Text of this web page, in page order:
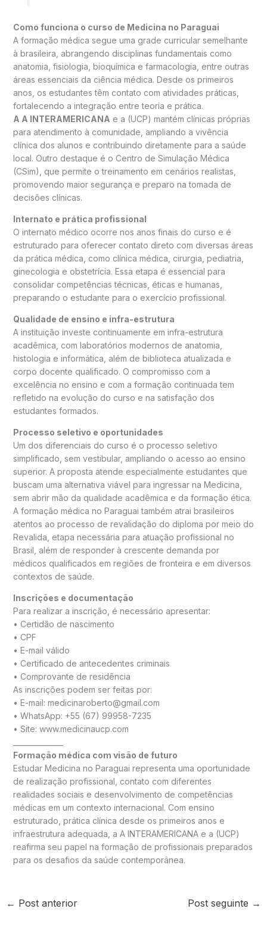
Como funciona o curso de Medicina no Paraguai
A formação médica segue uma grade curricular semelhante
à brasileira, abrangendo disciplinas fundamentais como
anatomia, fisiologia, bioquímica e farmacologia, entre outras
áreas essenciais da ciência médica. Desde os primeiros
anos, os estudantes têm contato com atividades práticas,
fortalecendo a integração entre teoria e prática.
A A INTERAMERICANA e a (UCP) mantém clínicas próprias
para atendimento à comunidade, ampliando a vivência
clínica dos alunos e contribuindo diretamente para a saúde
local. Outro destaque é o Centro de Simulação Médica
(CSim), que permite o treinamento em cenários realistas,
promovendo maior segurança e preparo na tomada de
decisões clínicas.
Internato e prática profissional
O internato médico ocorre nos anos finais do curso e é
estruturado para oferecer contato direto com diversas áreas
da prática médica, como clínica médica, cirurgia, pediatria,
ginecologia e obstetrícia. Essa etapa é essencial para
consolidar competências técnicas, éticas e humanas,
preparando o estudante para o exercício profissional.
Qualidade de ensino e infra-estrutura
A instituição investe continuamente em infra-estrutura
acadêmica, com laboratórios modernos de anatomia,
histologia e informática, além de biblioteca atualizada e
corpo docente qualificado. O compromisso com a
excelência no ensino e com a formação continuada tem
refletido na evolução do curso e na satisfação dos
estudantes formados.
Processo seletivo e oportunidades
Um dos diferenciais do curso é o processo seletivo
simplificado, sem vestibular, ampliando o acesso ao ensino
superior. A proposta atende especialmente estudantes que
buscam uma alternativa viável para ingressar na Medicina,
sem abrir mão da qualidade acadêmica e da formação ética.
A formação médica no Paraguai também atrai brasileiros
atentos ao processo de revalidação do diploma por meio do
Revalida, etapa necessária para atuação profissional no
Brasil, além de responder à crescente demanda por
médicos qualificados em regiões de fronteira e em diversos
contextos de saúde.
Inscrições e documentação
Para realizar a inscrição, é necessário apresentar:
• Certidão de nascimento
• CPF
• E-mail válido
• Certificado de antecedentes criminais
• Comprovante de residência
As inscrições podem ser feitas por:
• E-mail: medicinaroberto@gmail.com
• WhatsApp: +55 (67) 99958-7235
• Site: www.medicinaucp.com
Formação médica com visão de futuro
Estudar Medicina no Paraguai representa uma oportunidade
de realização profissional, contato com diferentes
realidades sociais e desenvolvimento de competências
médicas em um contexto internacional. Com ensino
estruturado, prática clínica desde os primeiros anos e
infraestrutura adequada, a A INTERAMERICANA e a (UCP)
reafirma seu papel na formação de profissionais preparados
para os desafios da saúde contemporânea.
← Post anterior Post seguinte →